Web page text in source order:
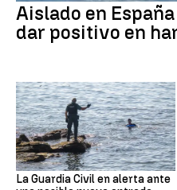
Aislado en
dar positivo en
La Guardia Civil en alerta ante